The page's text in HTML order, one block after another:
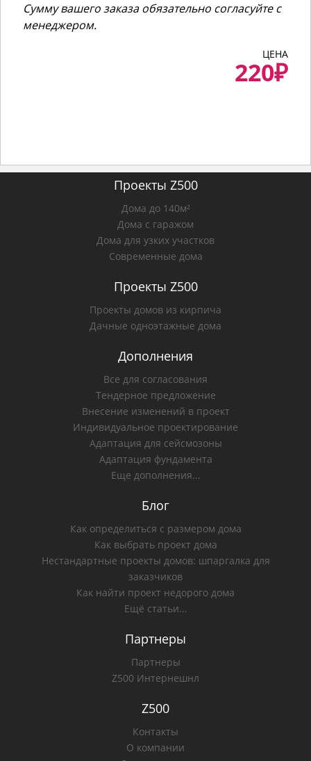
Сумму вашего заказа обязательно согласуйте с
менеджером.
ЦЕНА
220₽
Проекты Z500
Дома до 140м²
Дома с гаражом
Дома для узких участков
Современные дома
Проекты Z500
Проекты домов из кирпича
Дачные одноэтажные дома
Дополнения
Все для согласования
Тендерное предложение
Внесение изменений в проект
Индивидуальное проектирование
Адаптация для сейсмозоны
Адаптация фундамента
Еще дополнения...
Блог
Как определиться с размером дома
Как выбрать проект дома
Нестандартные проекты домов: шпаргалка для
заказчиков
Как найти проект недорого дома
Ещё статьи...
Партнеры
Партнеры
Z500 Интернешнл
Z500
Контакты
О компании